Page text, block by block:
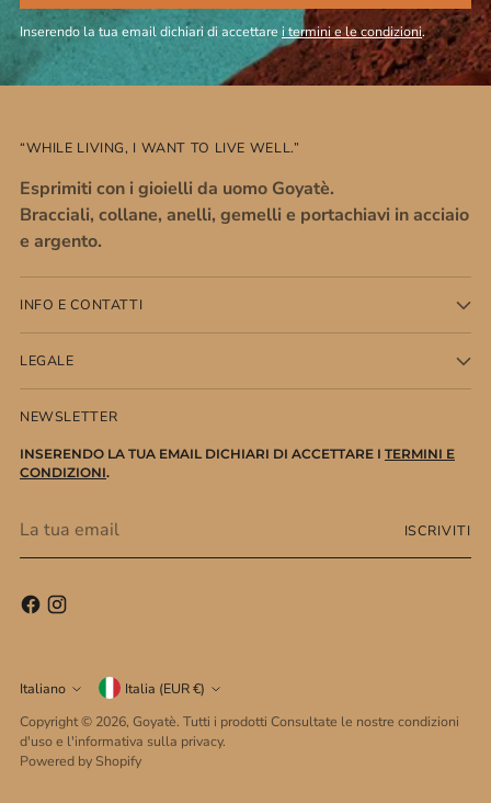
Inserendo la tua email dichiari di accettarei termini e le condizioni.
“WHILE LIVING, I WANT TO LIVE WELL.”
Esprimiti con i gioielli da uomo Goyatè.
Bracciali, collane, anelli, gemelli e portachiavi in acciaio
e argento.
INFO E CONTATTI
LEGALE
NEWSLETTER
INSERENDO LA TUA EMAIL DICHIARI DI ACCETTARE I TERMINI E
CONDIZIONI.
tua
ISCRIVITI
Lingua
Italiano Valuta
Italia (EUR €)
Copyright © 2026, Goyatè. Tutti i prodotti Consultate le nostre condizioni
d'uso e l'informativa sulla privacy.
Powered by Shopify